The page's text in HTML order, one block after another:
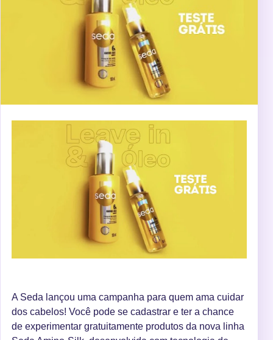
A Seda lançou uma campanha para quem ama cuidar
dos cabelos! Você pode se cadastrar e ter a chance
de experimentar gratuitamente produtos da nova linha